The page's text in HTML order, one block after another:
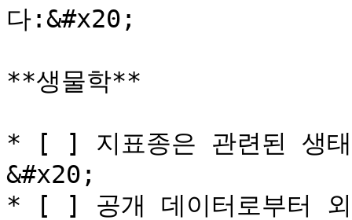
다:&#x20;
**생물학**
* [ ] 지표종은 관련된 생태
&#x20;
* [ ] 공개 데이터로부터 외